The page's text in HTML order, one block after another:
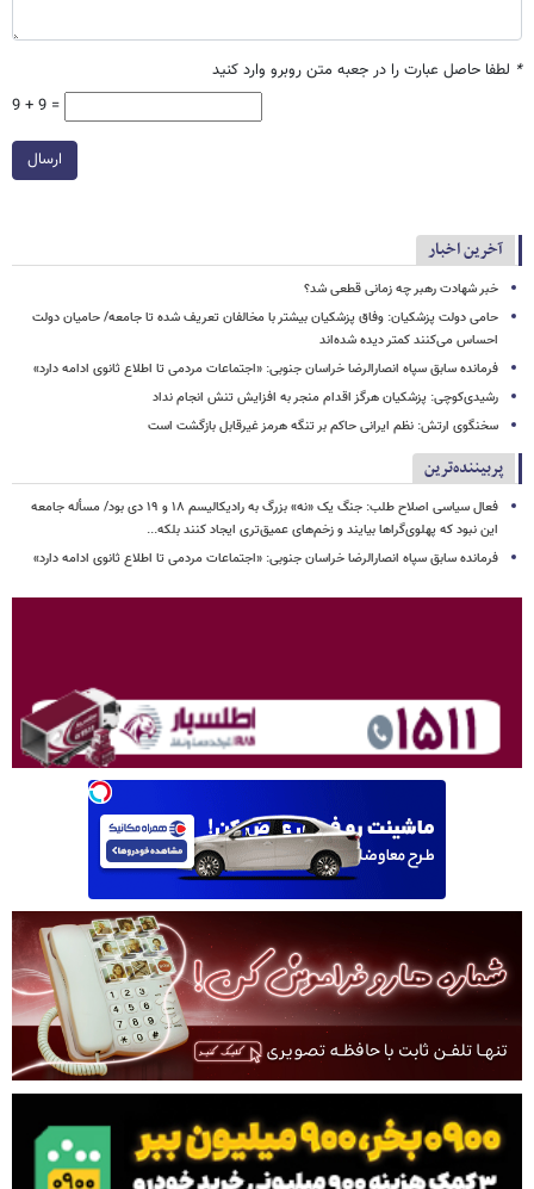
* لطفا حاصل عبارت را در جعبه متن روبرو وارد کنید
9 + 9 =
ارسال
آخرین اخبار
خبر شهادت رهبر چه زمانی قطعی شد؟
حامی دولت پزشکیان: وفاق پزشکیان بیشتر با مخالفان تعریف شده تا جامعه/ حامیان دولت
احساس می‌کنند کمتر دیده شده‌اند
فرمانده سابق سپاه انصارالرضا خراسان جنوبی: «اجتماعات مردمی تا اطلاع ثانوی ادامه دارد»
رشیدی‌کوچی: پزشکیان هرگز اقدام منجر به افزایش تنش انجام نداد
سخنگوی ارتش: نظم ایرانی حاکم بر تنگه هرمز غیرقابل بازگشت است
پربیننده‌ترین
فعال سیاسی اصلاح طلب: جنگ یک «نه» بزرگ به رادیکالیسم ۱۸ و ۱۹ دی بود/ مسأله جامعه
این نبود که پهلوی‌گراها بیایند و زخم‌های عمیق‌تری ایجاد کنند بلکه...
فرمانده سابق سپاه انصارالرضا خراسان جنوبی: «اجتماعات مردمی تا اطلاع ثانوی ادامه دارد»